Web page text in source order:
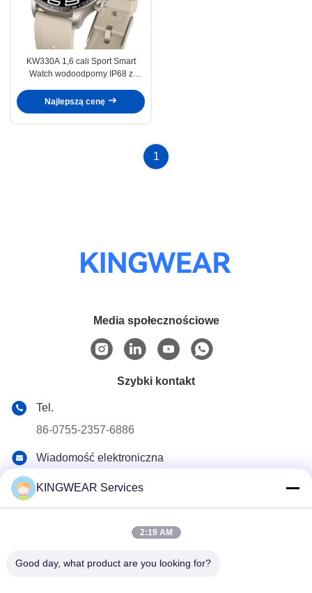
KW330A 1,6 cali Sport Smart
Watch wodoodporny IP68 z
śledzenia / AI
Najlepszą cenę
1
Media społecznościowe
Szybki kontakt
Tel.
86-0755-2357-6886
Wiadomość elektroniczna
Mintang Road 328, Shenzhen North Railway Station
KINGWEAR Services
2:19 AM
Good day, what product are you looking for?